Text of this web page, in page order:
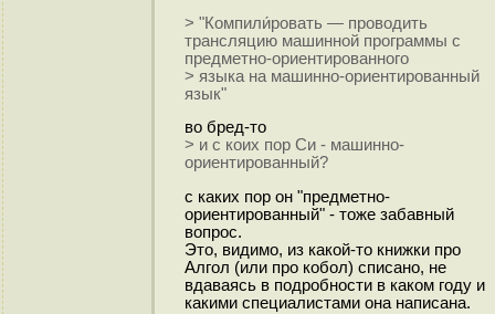
> "Компили́ровать — проводить
трансляцию машинной программы с
предметно-ориентированного
> языка на машинно-ориентированный
язык"
во бред-то
> и с коих пор Си - машинно-
ориентированный?
с каких пор он "предметно-
ориентированный" - тоже забавный
вопрос.
Это, видимо, из какой-то книжки про
Алгол (или про кобол) списано, не
вдаваясь в подробности в каком году и
какими специалистами она написана.